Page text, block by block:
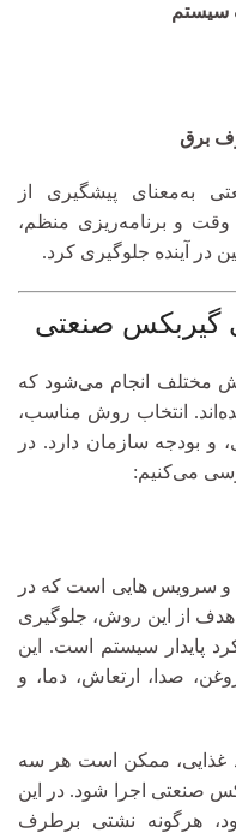
سیستم
برق
به‌معنای پیشگیری از
و برنامه‌ریزی منظم،
در آینده جلوگیری کرد.
گیربکس صنعتی
مختلف انجام می‌شود که
انتخاب روش مناسب،
بودجه سازمان دارد. در
می‌کنیم:
و سرویس‌ هایی است که در
از این روش، جلوگیری
پایدار سیستم است. این
صدا، ارتعاش، دما، و
غذایی، ممکن است هر سه
صنعتی اجرا شود. در این
هرگونه نشتی برطرف